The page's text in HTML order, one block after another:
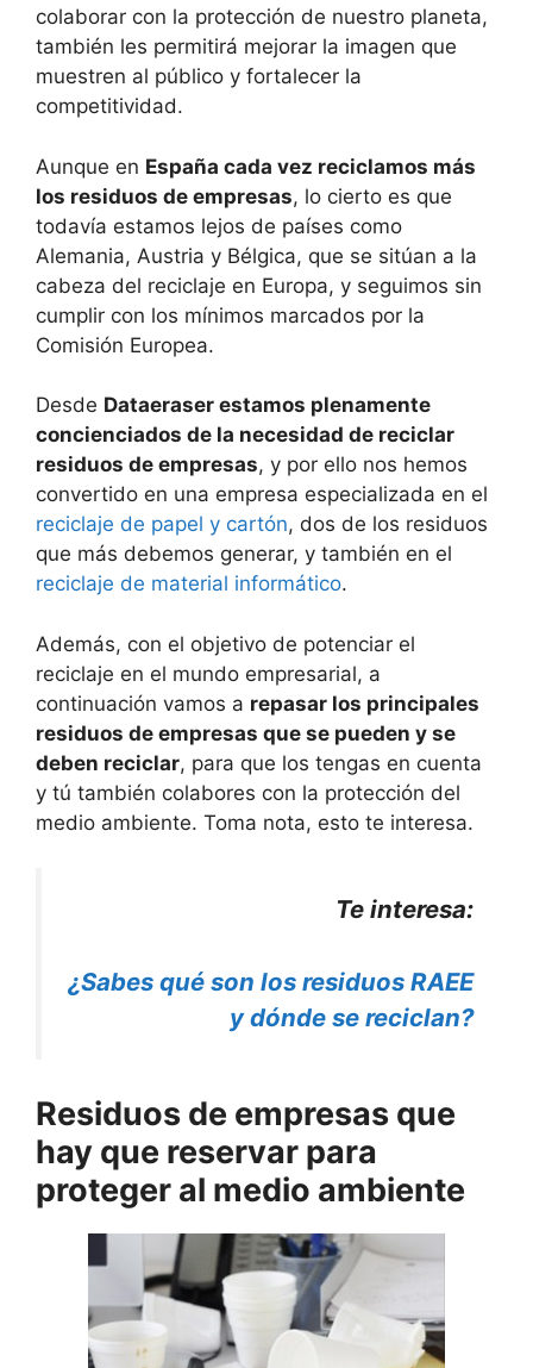
colaborar con la protección de nuestro planeta,
también les permitirá mejorar la imagen que
muestren al público y fortalecer la
competitividad.
Aunque en España cada vez reciclamos más
los residuos de empresas, lo cierto es que
todavía estamos lejos de países como
Alemania, Austria y Bélgica, que se sitúan a la
cabeza del reciclaje en Europa, y seguimos sin
cumplir con los mínimos marcados por la
Comisión Europea.
Desde Dataeraser estamos plenamente
concienciados de la necesidad de reciclar
residuos de empresas, y por ello nos hemos
convertido en una empresa especializada en el
reciclaje de papel y cartón, dos de los residuos
que más debemos generar, y también en el
reciclaje de material informático.
Además, con el objetivo de potenciar el
reciclaje en el mundo empresarial, a
continuación vamos a repasar los principales
residuos de empresas que se pueden y se
deben reciclar, para que los tengas en cuenta
y tú también colabores con la protección del
medio ambiente. Toma nota, esto te interesa.
Te interesa:
¿Sabes qué son los residuos RAEE
y dónde se reciclan?
Residuos de empresas que
hay que reservar para
proteger al medio ambiente